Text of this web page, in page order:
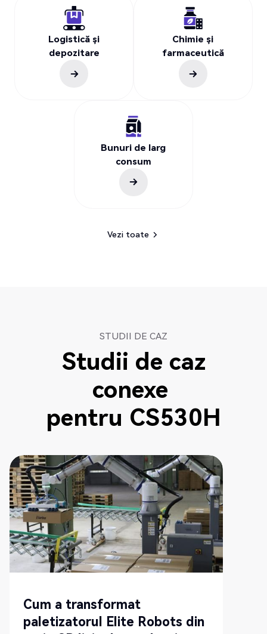
Logistică și
depozitare
Chimie și
farmaceutică
Bunuri de larg
consum
Vezi toate
STUDII DE CAZ
Studii de caz
conexe
pentru CS530H
Cum a transformat
paletizatorul Elite Robots din